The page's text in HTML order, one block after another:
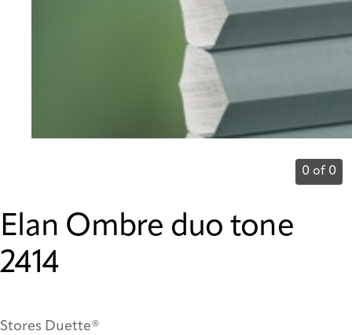
0 of 0
Elan Ombre duo tone
2414
Stores Duette®